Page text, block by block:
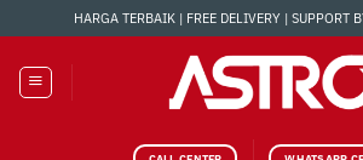
to
content
HARGA TERBAIK | FREE DELIVERY | SUPPORT